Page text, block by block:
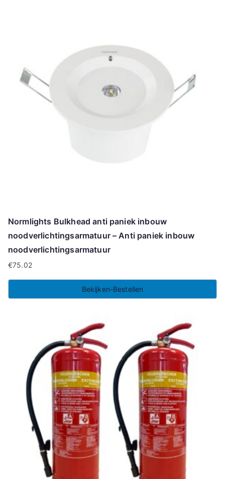
Normlights Bulkhead anti paniek inbouw
noodverlichtingsarmatuur – Anti paniek inbouw
noodverlichtingsarmatuur
€75.02
Bekijken-Bestellen